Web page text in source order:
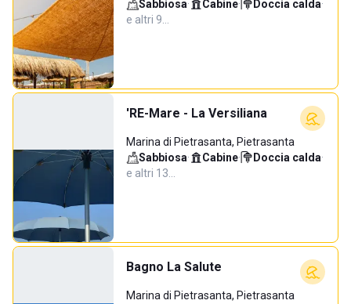
Sabbiosa· Cabine· Doccia calda·
e altri 9…
'RE-Mare - La Versiliana
Marina di Pietrasanta, Pietrasanta
Sabbiosa· Cabine· Doccia calda·
e altri 13…
Bagno La Salute
Marina di Pietrasanta, Pietrasanta